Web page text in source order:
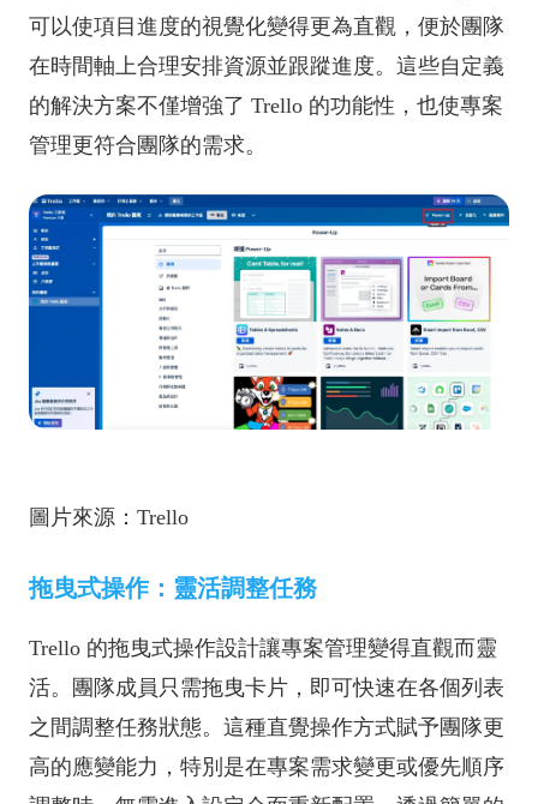
可以使項目進度的視覺化變得更為直觀，便於團隊
在時間軸上合理安排資源並跟蹤進度。這些自定義
的解決方案不僅增強了 Trello 的功能性，也使專案
管理更符合團隊的需求。
圖片來源：Trello
拖曳式操作：靈活調整任務
Trello 的拖曳式操作設計讓專案管理變得直觀而靈
活。團隊成員只需拖曳卡片，即可快速在各個列表
之間調整任務狀態。這種直覺操作方式賦予團隊更
高的應變能力，特別是在專案需求變更或優先順序